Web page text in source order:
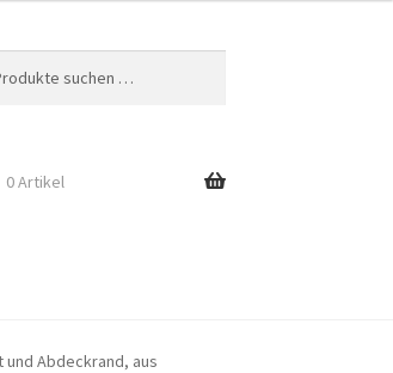
0 Artikel
Abdeckrand, aus